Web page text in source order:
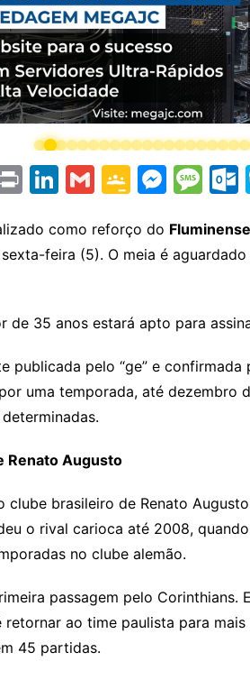
Pr
t
Li
k
e
n
G
ai
l
G
o
gl
Cl
a
s
sr
m
M
s
s
n
er
M
s
s
g
como reforço do Fluminense
feira (5). O meia é
de 35 anos estará apto para
publicada pelo “ge” e confirmada
uma temporada, até dezembro
Renato Augusto
clube brasileiro de Renato
o rival carioca até 2008,
no clube alemão.
passagem pelo Corinthians.
retornar ao time paulista para
45 partidas.